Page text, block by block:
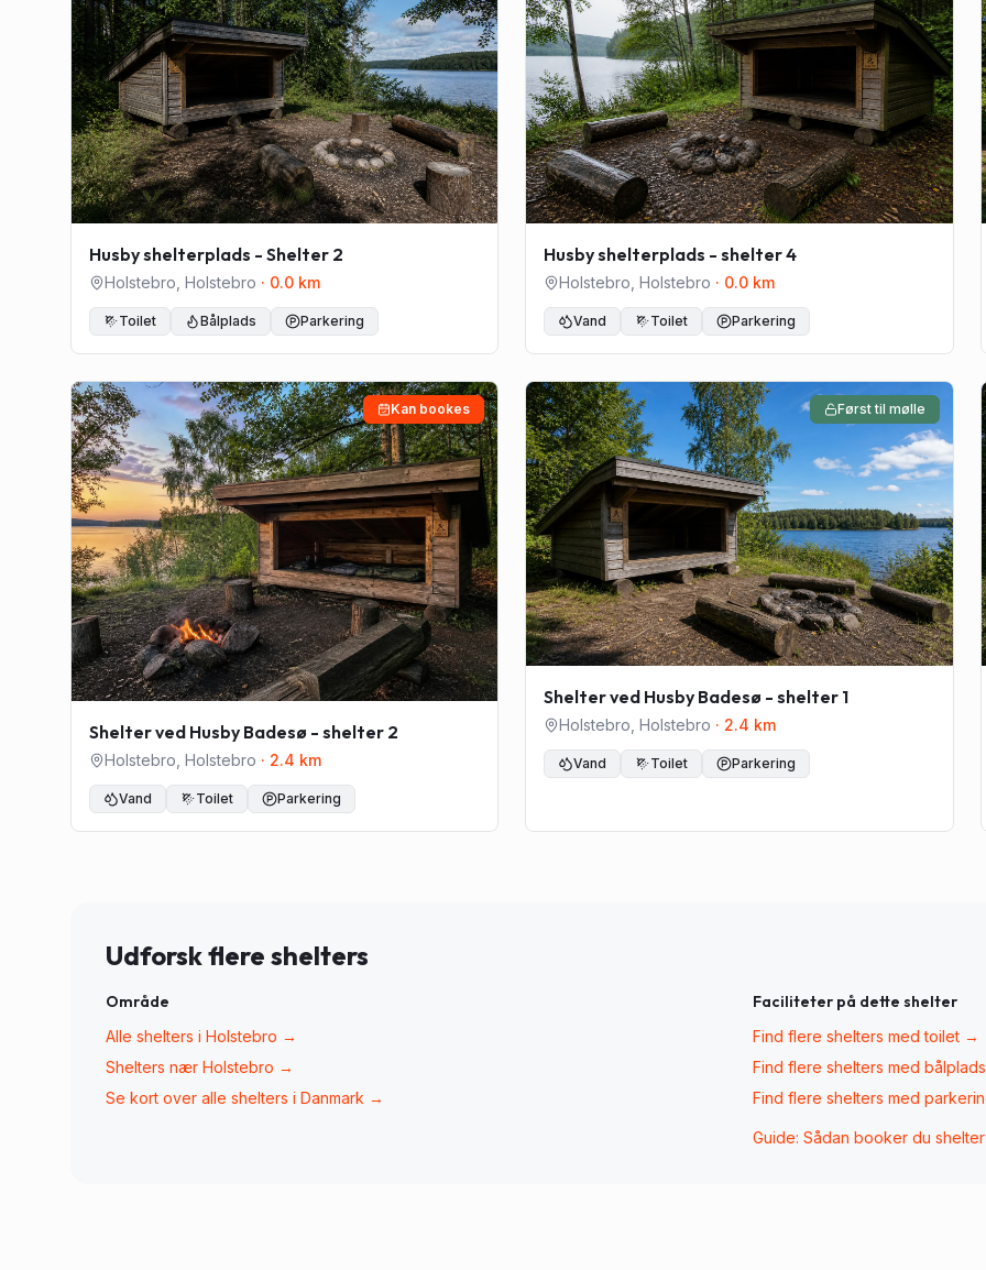
Husby shelterplads - Shelter 2
Holstebro Holstebro · 0.0 km
Toilet Bålplads Parkering
Husby shelterplads - shelter 4
Holstebro ,Holstebro · 0.0 km
Vand Toilet Parkering
Kan bookes
Shelter ved Husby Badesø - shelter 2
Holstebro Holstebro · 2.4 km
Vand Toilet Parkering
Først til mølle
Shelter ved Husby Badesø - shelter 1
Holstebro ,Holstebro · 2.4 km
Vand Toilet Parkering
Udforsk flere shelters
Område
Alle shelters i Holstebro →
Shelters nær Holstebro →
Se kort over alle shelters i Danmark →
Faciliteter på dette shelter
Find flere shelters medtoilet →
Find flere shelters med bålplads
Find flere shelters med
Guide: Sådan booker du